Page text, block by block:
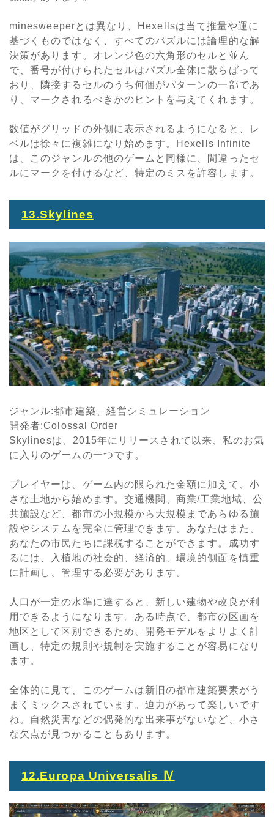
minesweeperとは異なり、 Hexellsは当て推量や運に
基づくものではなく、すべてのパズルには論理的な解
決策があります。オレンジ色の六角形のセルと並ん
で、番号が付けられたセルはパズル全体に散らばって
おり、隣接するセルのうち何個がパターンの一部であ
り、マークされるべきかのヒントを与えてくれます。
数値がグリッドの外側に表示されるようになると、レ
ベルは徐々に複雑になり始めます。
Hexells Infinite
は、このジャンルの他のゲームと同様に、間違ったセ
ルにマークを付けるなど、特定のミスを許容します。
13.Skylines
ジャンル:都市建築、経営シミュレーション
開発者:Colossal Order
Skylinesは、 2015年にリリースされて以来、私のお気
に入りのゲームの一つです。
プレイヤーは、ゲーム内の限られた金額に加えて、小
さな土地から始めます。交通機関、商業/工業地域、公
共施設など、都市の小規模から大規模まであらゆる施
設やシステムを完全に管理できます。あなたはまた、
あなたの市民たちに課税することができます。成功す
るには、入植地の社会的、経済的、環境的側面を慎重
に計画し、管理する必要があります。
人口が一定の水準に達すると、新しい建物や改良が利
用できるようになります。ある時点で、都市の区画を
地区として区別できるため、開発モデルをよりよく計
画し、特定の規則や規制を実施することが容易になり
ます。
全体的に見て、このゲームは新旧の都市建築要素がう
まくミックスされています。迫力があって楽しいです
ね。自然災害などの偶発的な出来事がないなど、小さ
な欠点が見つかることもあります。
12.Europa Universalis Ⅳ